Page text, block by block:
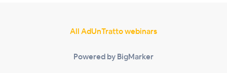
All AdUnTratto webinars
Powered by BigMarker